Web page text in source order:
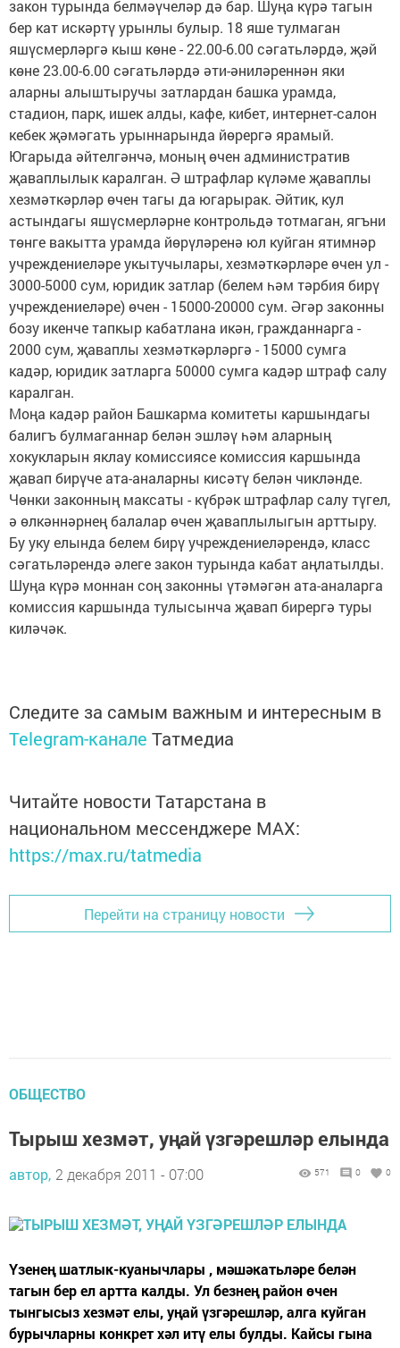
закон турында белмәүчеләр дә бар. Шуңа күрә тагын
бер кат искәртү урынлы булыр. 18 яше тулмаган
яшүсмерләргә кыш көне - 22.00-6.00 сәгатьләрдә, җәй
көне 23.00-6.00 сәгатьләрдә әти-әниләреннән яки
аларны алыштыручы затлардан башка урамда,
стадион, парк, ишек алды, кафе, кибет, интернет-салон
кебек җәмәгать урыннарында йөрергә ярамый.
Югарыда әйтелгәнчә, моның өчен административ
җаваплылык каралган. Ә штрафлар күләме җаваплы
хезмәткәрләр өчен тагы да югарырак. Әйтик, кул
астындагы яшүсмерләрне контрольдә тотмаган, ягъни
төнге вакытта урамда йөрүләренә юл куйган ятимнәр
учреждениеләре укытучылары, хезмәткәрләре өчен ул -
3000-5000 сум, юридик затлар (белем һәм тәрбия бирү
учреждениеләре) өчен - 15000-20000 сум. Әгәр законны
бозу икенче тапкыр кабатлана икән, гражданнарга -
2000 сум, җаваплы хезмәткәрләргә - 15000 сумга
кадәр, юридик затларга 50000 сумга кадәр штраф салу
каралган.
Моңа кадәр район Башкарма комитеты каршындагы
балигъ булмаганнар белән эшләү һәм аларның
хокукларын яклау комиссиясе комиссия каршында
җавап бирүче ата-аналарны кисәтү белән чикләнде.
Чөнки законның максаты - күбрәк штрафлар салу түгел,
ә өлкәннәрнең балалар өчен җаваплылыгын арттыру.
Бу уку елында белем бирү учреждениеләрендә, класс
сәгатьләрендә әлеге закон турында кабат аңлатылды.
Шуңа күрә моннан соң законны үтәмәгән ата-аналарга
комиссия каршында тулысынча җавап бирергә туры
киләчәк.
Следите за самым важным и интересным в
Telegram-канале Татмедиа
Читайте новости Татарстана в
национальном мессенджере MАХ:
https://max.ru/tatmedia
Перейти на страницу новости
ОБЩЕСТВО
Тырыш хезмәт, уңай үзгәрешләр елында
автор, 2 декабря 2011 - 07:00 571 0 0
Үзенең шатлык-куанычлары , мәшәкатьләре белән
тагын бер ел артта калды. Ул безнең район өчен
тынгысыз хезмәт елы, уңай үзгәрешләр, алга куйган
бурычларны конкрет хәл итү елы булды. Кайсы гына